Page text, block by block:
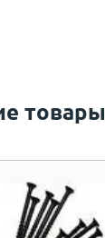
товары